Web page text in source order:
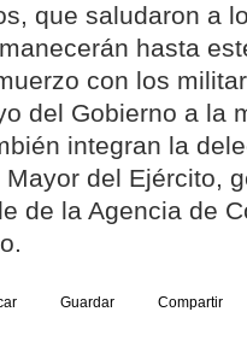
que saludaron a
hasta
con los
del Gobierno a la
integran la
del Ejército,
de la Agencia de
Guardar Compartir